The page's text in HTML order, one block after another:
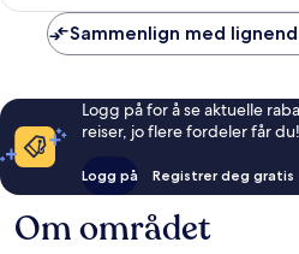
anmeldelser
Sammenlign med
Logg på for å se aktuelle
reiser, jo flere fordeler får du!
Logg på Registrer deg gratis
Om området